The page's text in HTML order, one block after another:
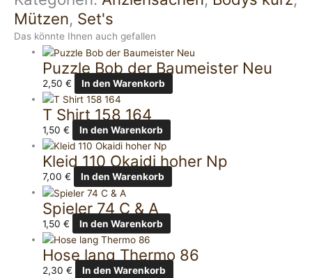
Mützen, Set's
Das könnte Ihnen auch gefallen
Puzzle Bob der Baumeister Neu
2,50€ In den Warenkorb
T Shirt 158 164
1,50€ In den Warenkorb
Kleid 110 Okaidi hoher Np
7,00€ In den Warenkorb
Spieler 74 C & A
1,50€ In den Warenkorb
Hose lang Thermo 86
2,30€ In den Warenkorb